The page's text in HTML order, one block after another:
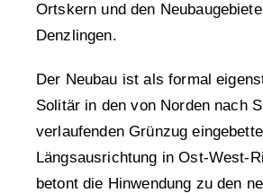
Ortskern und den
Denzlingen.
Der Neubau ist als formal
Solitär in den von Norden nach
verlaufenden Grünzug
Längsausrichtung in Ost-West-
betont die Hinwendung zu den